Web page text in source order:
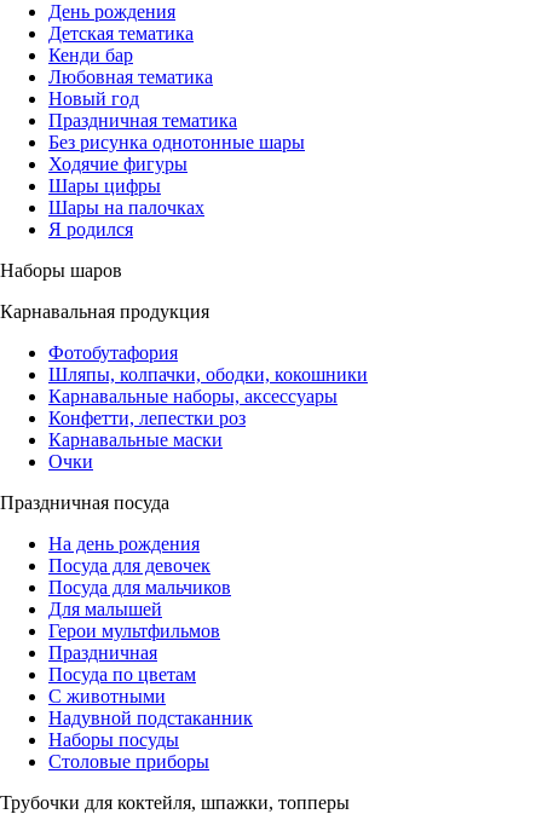
День рождения
Детская тематика
Кенди бар
Любовная тематика
Новый год
Праздничная тематика
Без рисунка однотонные шары
Ходячие фигуры
Шары цифры
Шары на палочках
Я родился
Наборы шаров
Карнавальная продукция
Фотобутафория
Шляпы, колпачки, ободки, кокошники
Карнавальные наборы, аксессуары
Конфетти, лепестки роз
Карнавальные маски
Очки
Праздничная посуда
На день рождения
Посуда для девочек
Посуда для мальчиков
Для малышей
Герои мультфильмов
Праздничная
Посуда по цветам
С животными
Надувной подстаканник
Наборы посуды
Столовые приборы
Трубочки для коктейля, шпажки, топперы